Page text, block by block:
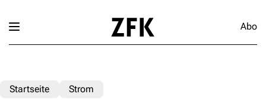
Abo
Startseite Strom